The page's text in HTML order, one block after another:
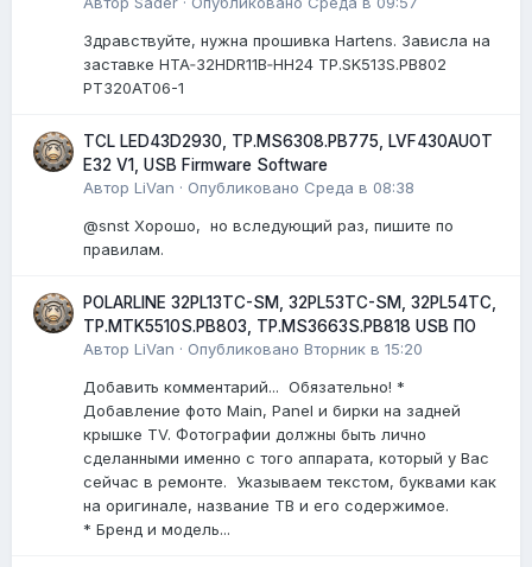
Здравствуйте, нужна прошивка Hartens. Зависла на
заставке HTA‑32HDR11B‑HH24 TP.SK513S.PB802
PT320AT06-1
TCL LED43D2930, TP.MS6308.PB775, LVF430AUOT
E32 V1, USB Firmware Software
Автор LiVan · Опубликовано Среда в 08:38
@snst Хорошо, но вследующий раз, пишите по
правилам.
POLARLINE 32PL13TC-SM, 32PL53TC-SM, 32PL54TC,
TP.MTK5510S.PB803, TP.MS3663S.PB818 USB ПО
Автор LiVan · Опубликовано Вторник в 15:20
Добавить комментарий... Обязательно! *
Добавление фото Main, Panel и бирки на задней
крышке TV. Фотографии должны быть лично
сделанными именно с того аппарата, который у Вас
сейчас в ремонте. Указываем текстом, буквами как
на оригинале, название ТВ и его содержимое.
* Бренд и модель...